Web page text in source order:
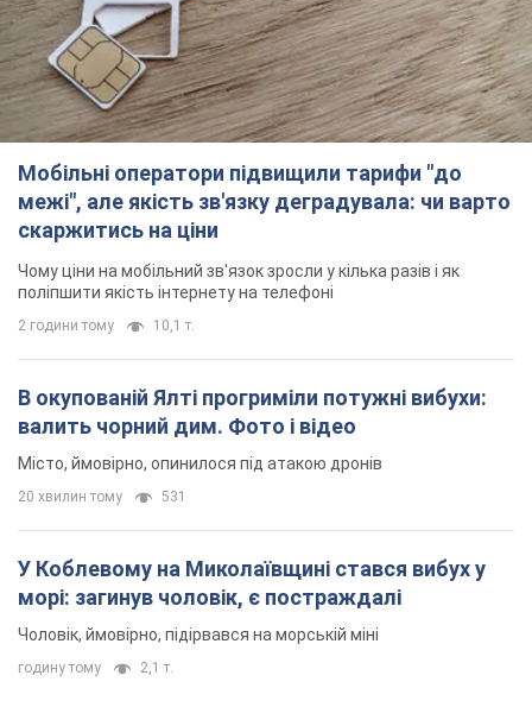
Мобільні оператори підвищили тарифи "до
межі", але якість зв'язку деградувала: чи варто
скаржитись на ціни
Чому ціни на мобільний зв'язок зросли у кілька разів і як
поліпшити якість інтернету на телефоні
2 години тому 10,1 т.
В окупованій Ялті прогриміли потужні вибухи:
валить чорний дим. Фото і відео
Місто, ймовірно, опинилося під атакою дронів
20 хвилин тому 531
У Коблевому на Миколаївщині стався вибух у
морі: загинув чоловік, є постраждалі
Чоловік, ймовірно, підірвався на морській міні
годину тому 2,1 т.